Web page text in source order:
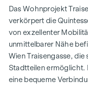
Fernwärme, für ein
Außenliegender,
Klimaanlagen in den
gewährleisten ein
den heißesten Tagen.
AUSSTATTUNG
Das Wohnprojekt
verkörpert die
von exzellenter
unmittelbarer Nähe
Wien Traisengasse,
Stadtteilen ermöglicht.
eine bequeme